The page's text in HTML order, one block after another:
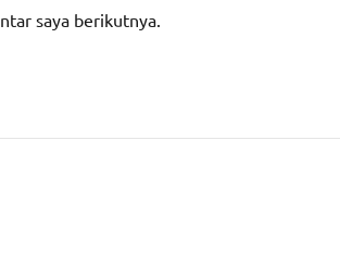
saya berikutnya.